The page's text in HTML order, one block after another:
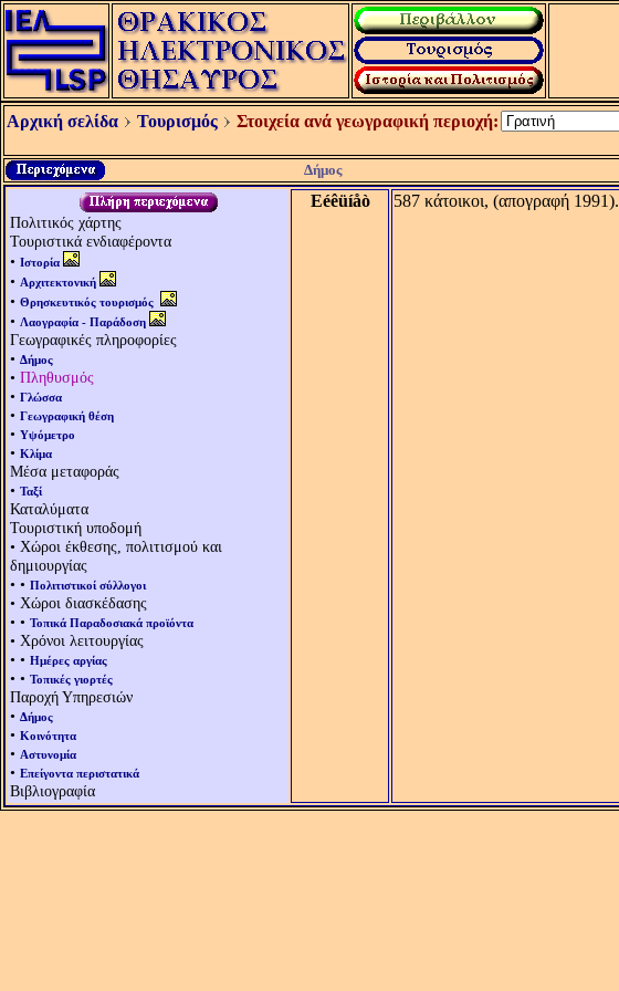
Αρχική σελίδα Τουρισμός Στοιχεία ανά γεωγραφική περιοχή:
Δήμος
Πολιτικός χάρτης
Τουριστικά ενδιαφέροντα
• Ιστορία
• Αρχιτεκτονική
• Θρησκευτικός τουρισμός
• Λαογραφία - Παράδοση
Γεωγραφικές πληροφορίες
• Δήμος
• Πληθυσμός
• Γλώσσα
• Γεωγραφική θέση
• Υψόμετρο
• Κλίμα
Μέσα μεταφοράς
• Ταξί
Καταλύματα
Τουριστική υποδομή
• Χώροι έκθεσης, πολιτισμού και
δημιουργίας
• • Πολιτιστικοί σύλλογοι
• Χώροι διασκέδασης
• • Τοπικά Παραδοσιακά προϊόντα
• Χρόνοι λειτουργίας
• • Ημέρες αργίας
• • Τοπικές γιορτές
Παροχή Υπηρεσιών
• Δήμος
• Κοινότητα
• Αστυνομία
• Επείγοντα περιστατικά
Βιβλιογραφία
Eéêüíåò 587 κάτοικοι, (απογραφή 1991).